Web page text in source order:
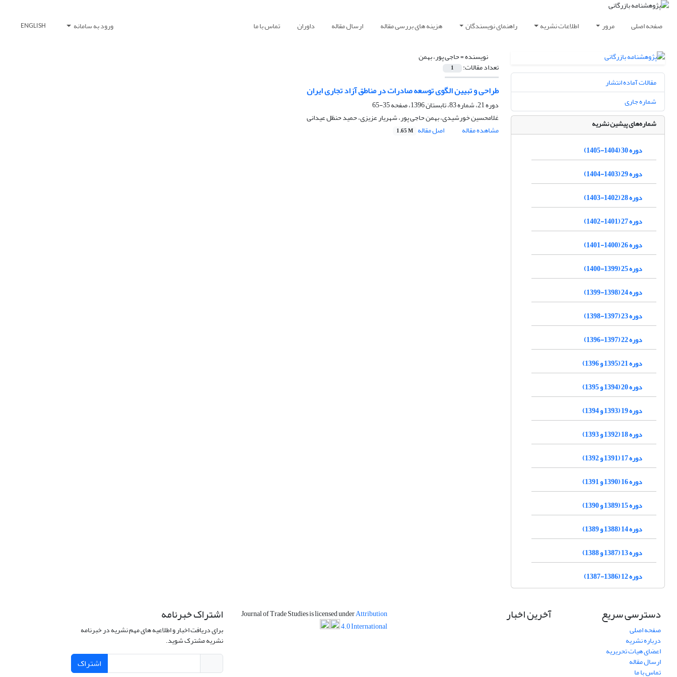
صفحه اصلی مرور اطلاعات نشریه راهنمای نویسندگان هزینه های بررسی مقاله ارسال مقاله داوران تماس با ما ورود به سامانه ENGLISH
نویسنده =حاجی پور، بهمن
تعداد مقالات: 1
طراحی و تبیین الگوی توسعه صادرات در مناطق آزاد تجاری ایران
دوره 21، شماره 83، تابستان 1396، صفحه
35-65
غلامحسین خورشیدی، بهمن حاجی پور، شهریار عزیزی، حمید حنظل عیدانی
مشاهده مقاله
اصل مقاله 1.65 M
مقالات آماده انتشار
شماره جاری
شماره‌های پیشین نشریه
دوره 30 (1404-1405)
دوره 29 (1403-1404)
دوره 28 (1402-1403)
دوره 27 (1401-1402)
دوره 26 (1400-1401)
دوره 25 (1399-1400)
دوره 24 (1398-1399)
دوره 23 (1397-1398)
دوره 22 (1397-1396)
دوره 21 (1395 و 1396)
دوره 20 (1394 و 1395)
دوره 19 (1393 و 1394)
دوره 18 (1392 و 1393)
دوره 17 (1391 و 1392)
دوره 16 (1390 و 1391)
دوره 15 (1389 و 1390)
دوره 14 (1388 و 1389)
دوره 13 (1387 و 1388)
دوره 12 (1386-1387)
دسترسی سریع
صفحه اصلی
درباره نشریه
اعضای هیات تحریریه
ارسال مقاله
تماس با ما
آخرین اخبار Journal of Trade Studies is licensed underAttribution
4.0 International
اشتراک خبرنامه
برای دریافت اخبار و اطلاعیه های مهم نشریه در خبرنامه
نشریه مشترک شوید.
اشتراک